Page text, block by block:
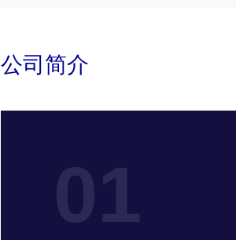
公司简介
01